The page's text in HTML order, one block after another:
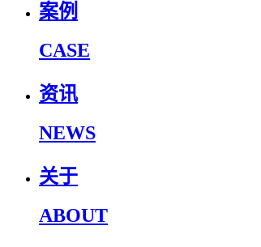
案例
CASE
资讯
NEWS
关于
ABOUT